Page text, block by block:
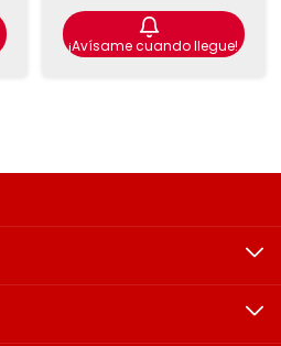
¡Avísame cuando llegue!